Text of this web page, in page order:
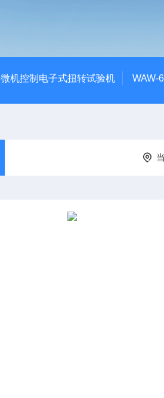
微机控制电子式扭转试验机 WAW-